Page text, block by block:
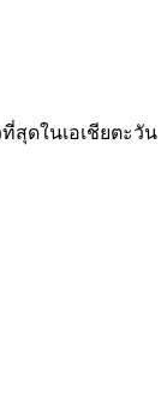
สุดในเอเชียตะวัน